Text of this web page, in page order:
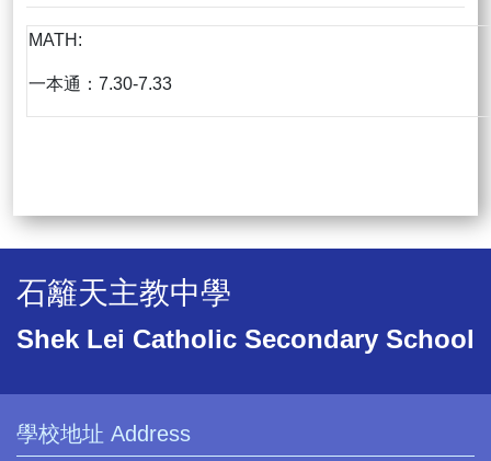
MATH:
一本通：7.30-7.33
石籬天主教中學
Shek Lei Catholic Secondary School
學校地址 Address